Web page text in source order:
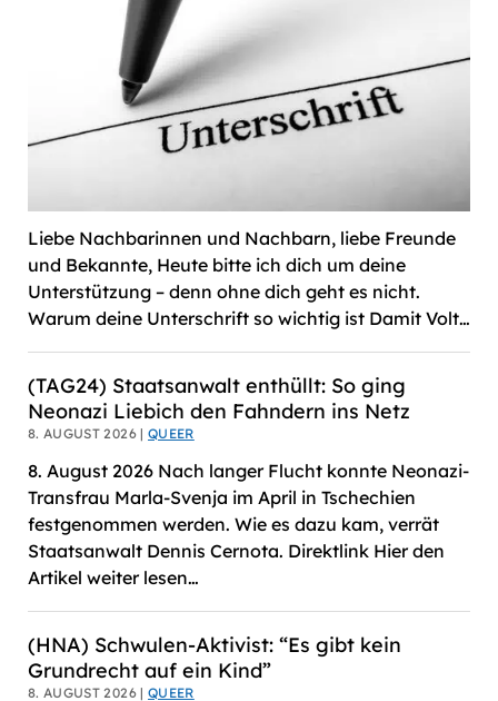
Liebe Nachbarinnen und Nachbarn, liebe Freunde
und Bekannte, Heute bitte ich dich um deine
Unterstützung – denn ohne dich geht es nicht.
Warum deine Unterschrift so wichtig ist Damit Volt…
(TAG24) Staatsanwalt enthüllt: So ging
Neonazi Liebich den Fahndern ins Netz
8. AUGUST 2026 |QUEER
8. August 2026 Nach langer Flucht konnte Neonazi-
Transfrau Marla-Svenja im April in Tschechien
festgenommen werden. Wie es dazu kam, verrät
Staatsanwalt Dennis Cernota. Direktlink Hier den
Artikel weiter lesen…
(HNA) Schwulen-Aktivist: “Es gibt kein
Grundrecht auf ein Kind”
8. AUGUST 2026 |QUEER